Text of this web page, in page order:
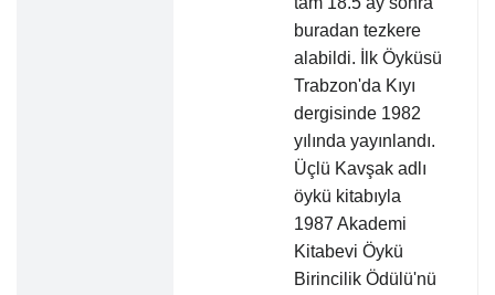
buradan tezkere
alabildi. İlk Öyküsü
Trabzon'da Kıyı
dergisinde 1982
yılında yayınlandı.
Üçlü Kavşak adlı
öykü kitabıyla
1987 Akademi
Kitabevi Öykü
Birincilik Ödülü'nü